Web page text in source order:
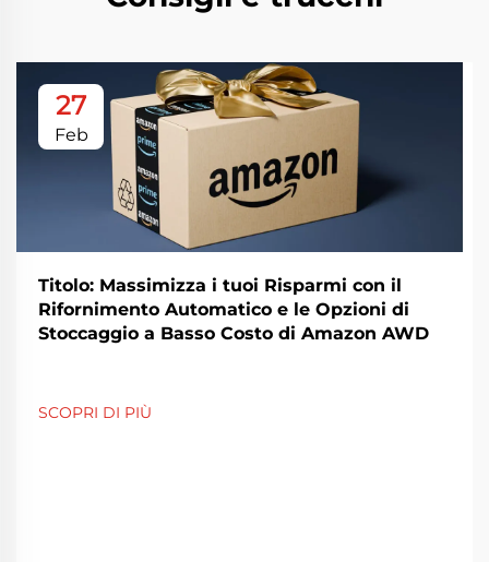
27
Feb
Titolo: Massimizza i tuoi Risparmi con il
Rifornimento Automatico e le Opzioni di
Stoccaggio a Basso Costo di Amazon AWD
SCOPRI DI PIÙ